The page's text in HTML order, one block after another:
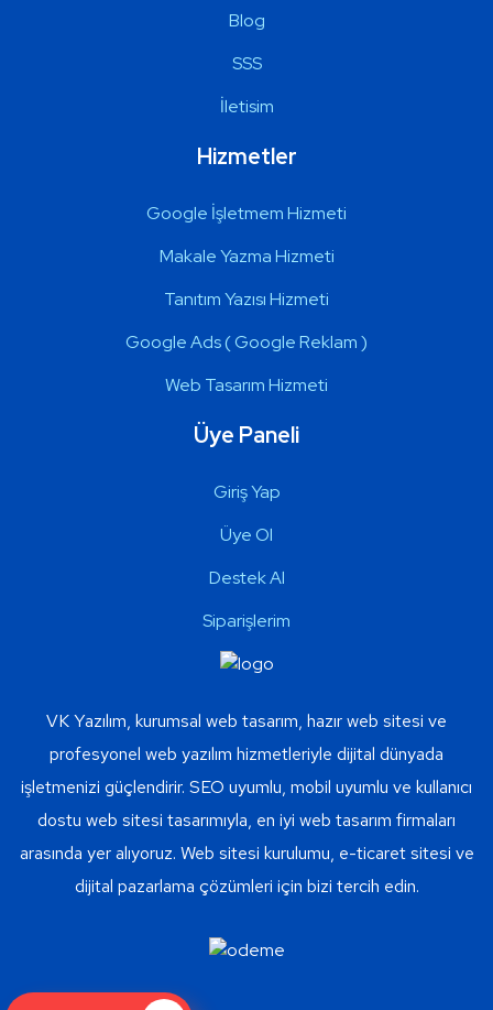
Blog
SSS
İletisim
Hizmetler
Google İşletmem Hizmeti
Makale Yazma Hizmeti
Tanıtım Yazısı Hizmeti
Google Ads ( Google Reklam )
Web Tasarım Hizmeti
Üye Paneli
Giriş Yap
Üye Ol
Destek Al
Siparişlerim
VK Yazılım, kurumsal web tasarım, hazır web sitesi ve
profesyonel web yazılım hizmetleriyle dijital dünyada
işletmenizi güçlendirir. SEO uyumlu, mobil uyumlu ve kullanıcı
dostu web sitesi tasarımıyla, en iyi web tasarım firmaları
arasında yer alıyoruz. Web sitesi kurulumu, e-ticaret sitesi ve
dijital pazarlama çözümleri için bizi tercih edin.